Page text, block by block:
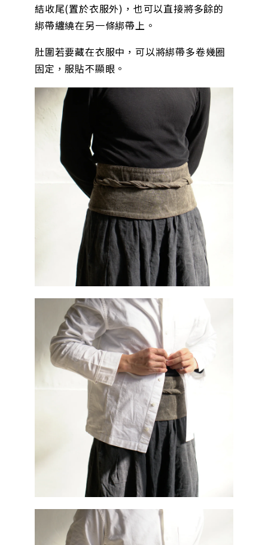
結收尾(置於衣服外)，也可以直接將多餘的
綁帶纏繞在另一條綁帶上。
肚圍若要藏在衣服中，可以將綁帶多卷幾圈
固定，服貼不顯眼。